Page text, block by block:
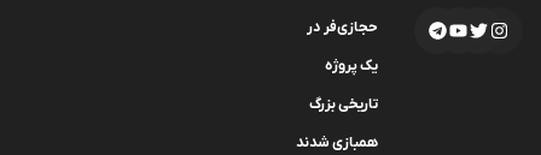
حجازی‌فر در
یک پروژه
تاریخی بزرگ
همبازی شدند